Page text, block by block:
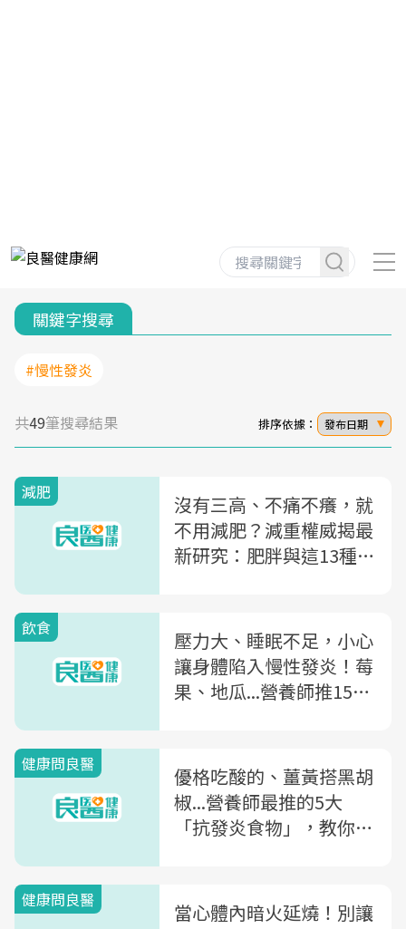
關鍵字搜尋
#慢性發炎
共49筆搜尋結果 排序依據： 發布日期
減肥
沒有三高、不痛不癢，就
不用減肥？減重權威揭最
新研究：肥胖與這13種癌
飲食
壓力大、睡眠不足，小心
讓身體陷入慢性發炎！莓
果、地瓜...營養師推15種
健康問良醫
優格吃酸的、薑黃搭黑胡
椒...營養師最推的5大
「抗發炎食物」，教你這
健康問良醫
當心體內暗火延燒！別讓